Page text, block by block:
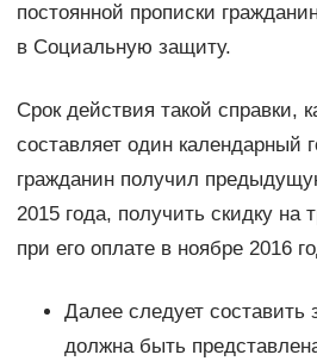
постоянной прописки
в Социальную защиту.
Срок действия такой справки,
составляет один календарный
гражданин получил
2015 года, получить скидку на
при его оплате в ноябре 2016
Далее следует составить
должна быть